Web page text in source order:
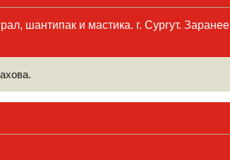
шантипак и мастика. г. Сургут. Заранее